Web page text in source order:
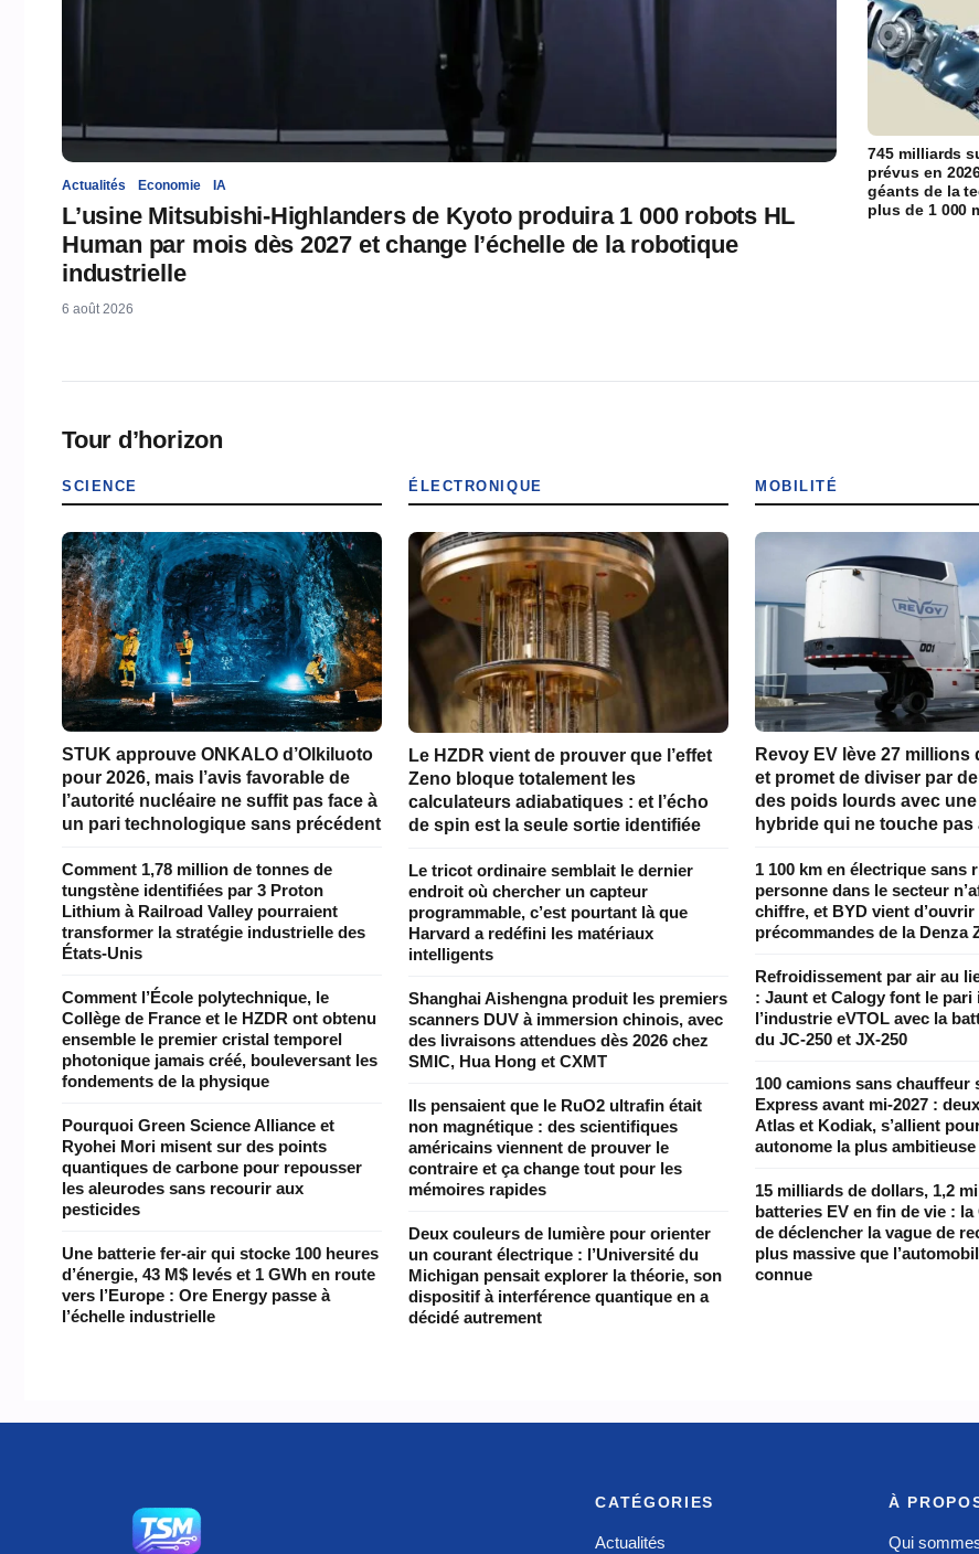
Actualités Economie IA
L’usine Mitsubishi-Highlanders de Kyoto produira 1 000 robots HL
Human par mois dès 2027 et change l’échelle de la robotique
industrielle
6 août 2026
745 milliards
prévus en
géants de la
plus de 1 000
Tour d’horizon
SCIENCE
STUK approuve ONKALO d’Olkiluoto
pour 2026, mais l’avis favorable de
l’autorité nucléaire ne suffit pas face à
un pari technologique sans précédent
Comment 1,78 million de tonnes de
tungstène identifiées par 3 Proton
Lithium à Railroad Valley pourraient
transformer la stratégie industrielle des
États-Unis
Comment l’École polytechnique, le
Collège de France et le HZDR ont obtenu
ensemble le premier cristal temporel
photonique jamais créé, bouleversant les
fondements de la physique
Pourquoi Green Science Alliance et
Ryohei Mori misent sur des points
quantiques de carbone pour repousser
les aleurodes sans recourir aux
pesticides
Une batterie fer-air qui stocke 100 heures
d’énergie, 43 M$ levés et 1 GWh en route
vers l’Europe : Ore Energy passe à
l’échelle industrielle
ÉLECTRONIQUE
Le HZDR vient de prouver que l’effet
Zeno bloque totalement les
calculateurs adiabatiques : et l’écho
de spin est la seule sortie identifiée
Le tricot ordinaire semblait le dernier
endroit où chercher un capteur
programmable, c’est pourtant là que
Harvard a redéfini les matériaux
intelligents
Shanghai Aishengna produit les premiers
scanners DUV à immersion chinois, avec
des livraisons attendues dès 2026 chez
SMIC, Hua Hong et CXMT
Ils pensaient que le RuO2 ultrafin était
non magnétique : des scientifiques
américains viennent de prouver le
contraire et ça change tout pour les
mémoires rapides
Deux couleurs de lumière pour orienter
un courant électrique : l’Université du
Michigan pensait explorer la théorie, son
dispositif à interférence quantique en a
décidé autrement
MOBILITÉ
Revoy EV lève 27 millions
et promet de diviser par
des poids lourds avec
hybride qui ne touche pas
1 100 km en électrique sans
personne dans le secteur
chiffre, et BYD vient d’ouvrir
précommandes de la Denza
Refroidissement par air au
: Jaunt et Calogy font le pari
l’industrie eVTOL avec la
du JC-250 et JX-250
100 camions sans chauffeur
Express avant mi-2027 :
Atlas et Kodiak, s’allient
autonome la plus
15 milliards de dollars, 1,2
batteries EV en fin de vie :
de déclencher la vague de
plus massive que
connue
CATÉGORIES
Actualités
À
Qui